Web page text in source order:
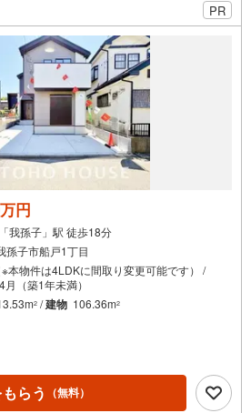
PR
円
我孫子」駅 徒歩18分
孫子市船戸1丁目
本物件は4LDKに間取り変更可能です） /
（築1年未満）
2 /建物 106.36m2
らう （無料）